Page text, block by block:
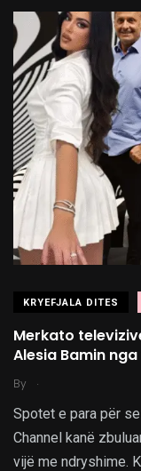
KRYEFJALA DITES
Merkato
Alesia Bamin nga
By .
Spotet e para për
Channel kanë
vijë me ndryshime.